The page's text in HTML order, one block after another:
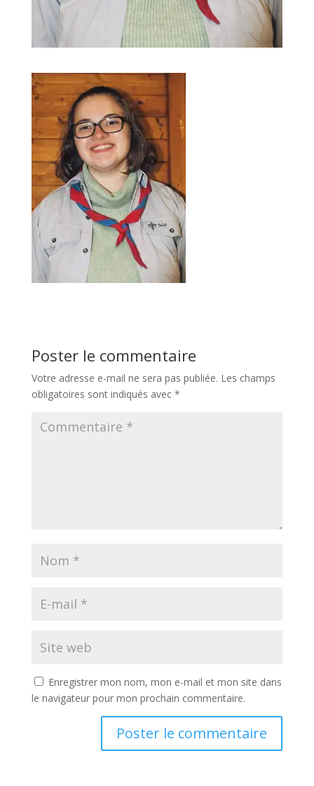
Poster le commentaire
Votre adresse e-mail ne sera pas publiée. Les champs
obligatoires sont indiqués avec *
Enregistrer mon nom, mon e-mail et mon site dans
le navigateur pour mon prochain commentaire.